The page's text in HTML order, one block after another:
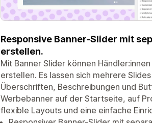
Responsive Banner-Slider mit
erstellen.
Mit Banner Slider können
erstellen. Es lassen sich mehrere
Überschriften, Beschreibungen und
Werbebanner auf der Startseite, auf
flexible Layouts und eine einfache